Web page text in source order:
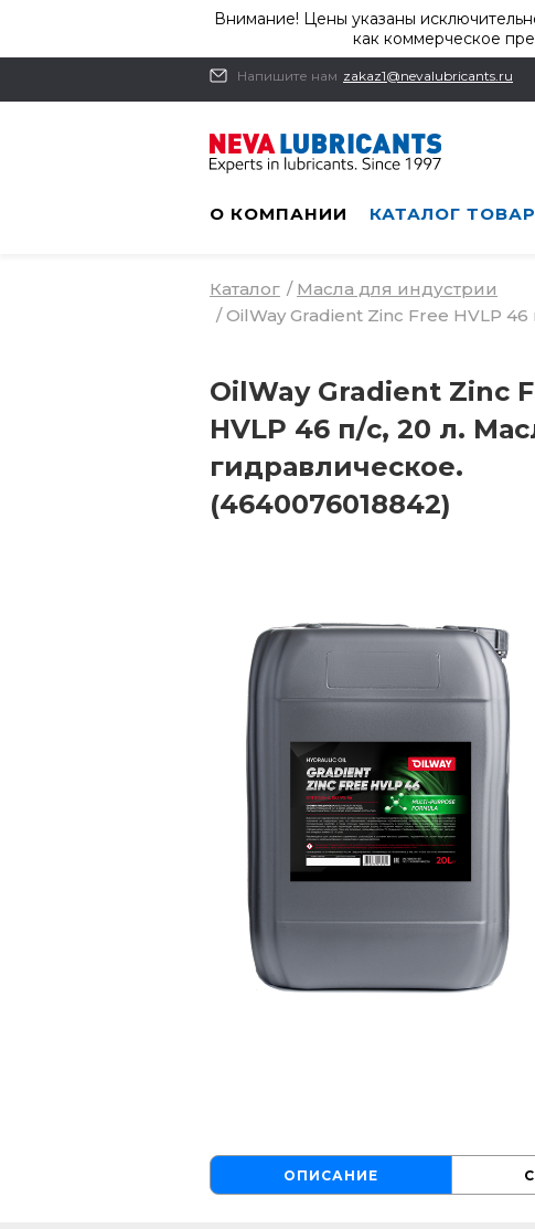
Внимание! Цены указаны
как коммерческое
Напишите нам zakaz1@nevalubricants.ru
О КОМПАНИИ КАТАЛОГ
Каталог / Масла для индустрии
/ OilWay Gradient Zinc Free HVLP
OilWay Gradient Zinc
HVLP 46 п/с, 20 л.
гидравлическое.
(4640076018842)
ОПИСАНИЕ